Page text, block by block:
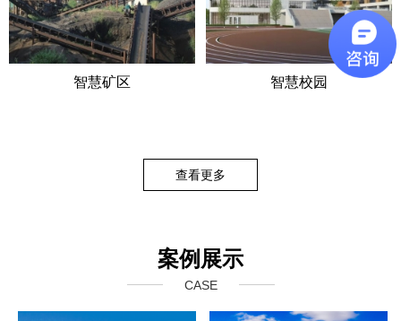
智慧矿区 智慧校园
查看更多
案例展示
CASE